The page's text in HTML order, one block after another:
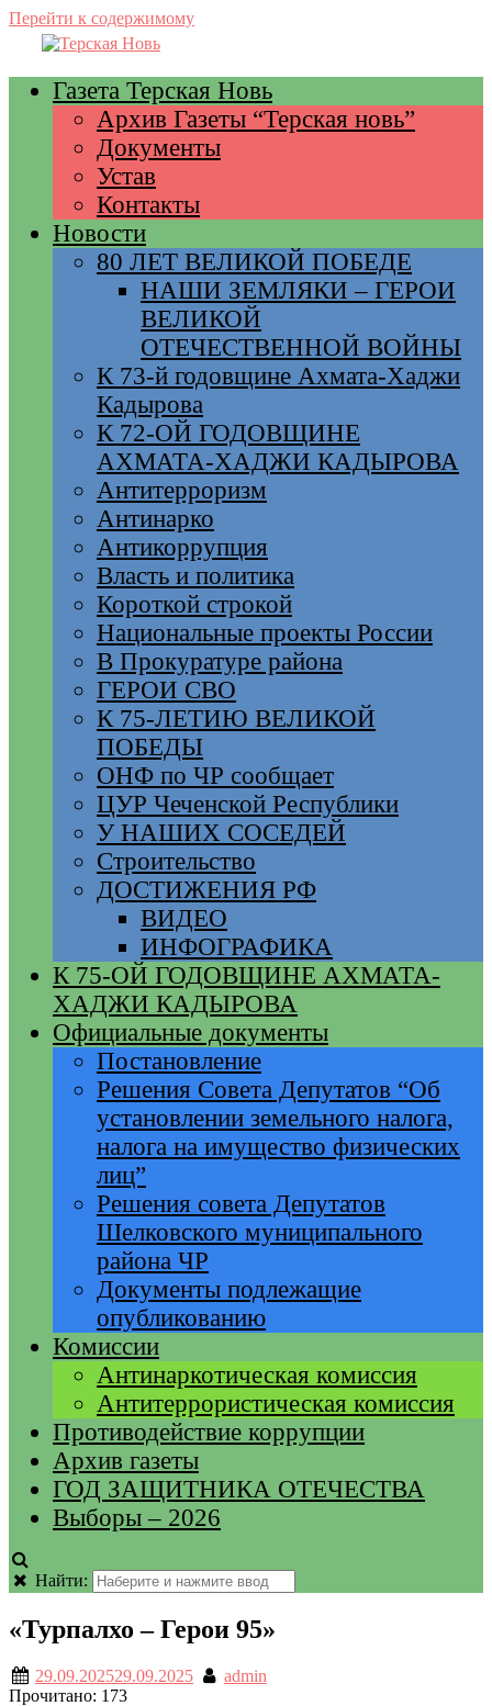
Перейти к содержимому
Газета Терская Новь
Архив Газеты “Терская новь”
Документы
Устав
Контакты
Новости
80 ЛЕТ ВЕЛИКОЙ ПОБЕДЕ
НАШИ ЗЕМЛЯКИ – ГЕРОИ
ВЕЛИКОЙ
ОТЕЧЕСТВЕННОЙ ВОЙНЫ
К 73-й годовщине Ахмата-Хаджи
Кадырова
К 72-ОЙ ГОДОВЩИНЕ
АХМАТА-ХАДЖИ КАДЫРОВА
Антитерроризм
Антинарко
Антикоррупция
Власть и политика
Короткой строкой
Национальные проекты России
В Прокуратуре района
ГЕРОИ СВО
К 75-ЛЕТИЮ ВЕЛИКОЙ
ПОБЕДЫ
ОНФ по ЧР сообщает
ЦУР Чеченской Республики
У НАШИХ СОСЕДЕЙ
Строительство
ДОСТИЖЕНИЯ РФ
ВИДЕО
ИНФОГРАФИКА
К 75-ОЙ ГОДОВЩИНЕ АХМАТА-
ХАДЖИ КАДЫРОВА
Официальные документы
Постановление
Решения Совета Депутатов “Об
установлении земельного налога,
налога на имущество физических
лиц”
Решения совета Депутатов
Шелковского муниципального
района ЧР
Документы подлежащие
опубликованию
Комиссии
Антинаркотическая комиссия
Антитеррористическая комиссия
Противодействие коррупции
Архив газеты
ГОД ЗАЩИТНИКА ОТЕЧЕСТВА
Выборы – 2026
Найти:
«Турпалхо – Герои 95»
29.09.202529.09.2025
admin
Прочитано: 173